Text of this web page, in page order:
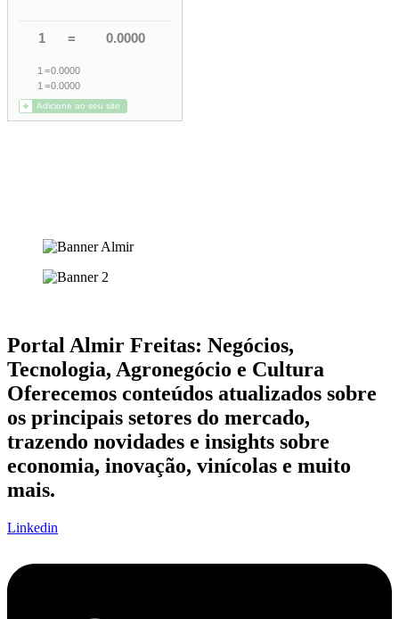
Portal Almir Freitas: Negócios,
Tecnologia, Agronegócio e Cultura
Oferecemos conteúdos atualizados sobre
os principais setores do mercado,
trazendo novidades e insights sobre
economia, inovação, vinícolas e muito
mais.
Linkedin